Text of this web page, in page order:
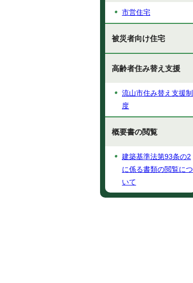
市営住宅
被災者向け住宅
高齢者住み替え支援
流山市住み替え支援制
度
概要書の閲覧
建築基準法第93条の2
に係る書類の閲覧につ
いて